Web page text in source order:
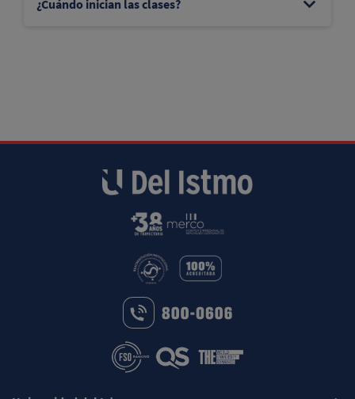
¿Cuándo inician las clases?